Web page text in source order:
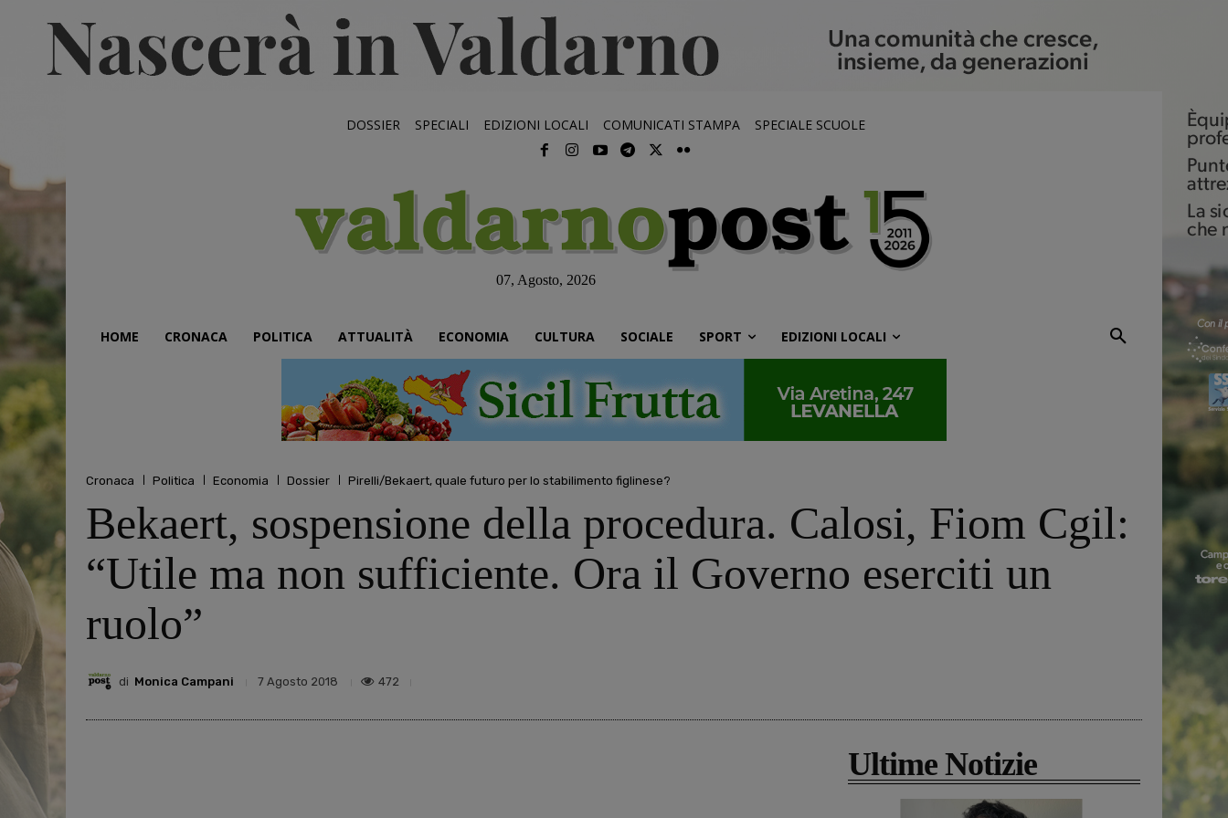
DOSSIER SPECIALI EDIZIONI LOCALI COMUNICATI STAMPA SPECIALE SCUOLE
07, Agosto, 2026
HOME CRONACA POLITICA ATTUALITÀ ECONOMIA CULTURA SOCIALE SPORT EDIZIONI LOCALI
Cronaca Politica Economia Dossier Pirelli/Bekaert, quale futuro per lo stabilimento figlinese?
Bekaert, sospensione della procedura. Calosi, Fiom Cgil:
“Utile ma non sufficiente. Ora il Governo eserciti un
ruolo”
di Monica Campani 7 Agosto 2018 472
Ultime Notizie